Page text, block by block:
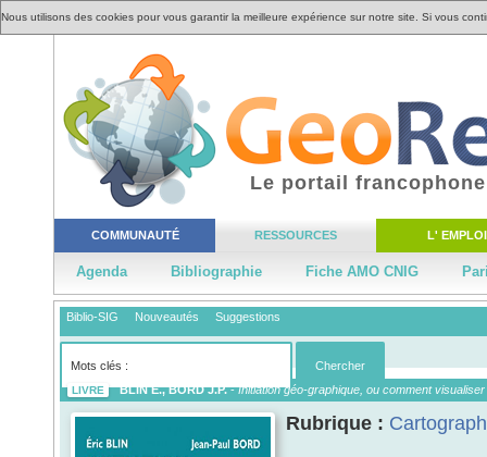
Nous utilisons des cookies pour vous garantir la meilleure expérience sur notre site. Si vous
COMMUNAUTÉ RESSOURCES L' EMPLOI
Agenda Bibliographie Fiche AMO CNIG
Le portail
Biblio-SIG Nouveautés Suggestions
LIVRE BLIN E., BORD J.P.-Initiation géo-graphique, ou comment
Rubrique :